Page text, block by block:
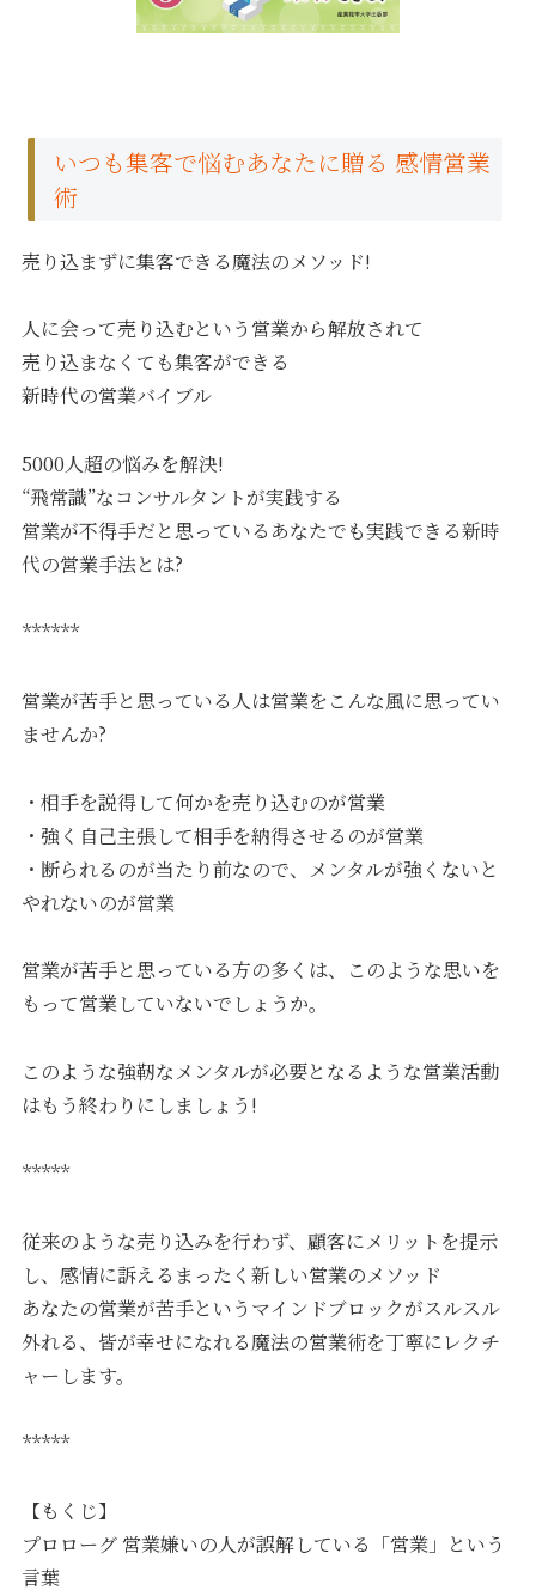
いつも集客で悩むあなたに贈る 感情営業
術
売り込まずに集客できる魔法のメソッド!
人に会って売り込むという営業から解放されて
売り込まなくても集客ができる
新時代の営業バイブル
5000人超の悩みを解決!
“飛常識”なコンサルタントが実践する
営業が不得手だと思っているあなたでも実践できる新時
代の営業手法とは?
******
営業が苦手と思っている人は営業をこんな風に思ってい
ませんか?
・相手を説得して何かを売り込むのが営業
・強く自己主張して相手を納得させるのが営業
・断られるのが当たり前なので、メンタルが強くないと
やれないのが営業
営業が苦手と思っている方の多くは、このような思いを
もって営業していないでしょうか。
このような強靭なメンタルが必要となるような営業活動
はもう終わりにしましょう!
*****
従来のような売り込みを行わず、顧客にメリットを提示
し、感情に訴えるまったく新しい営業のメソッド
あなたの営業が苦手というマインドブロックがスルスル
外れる、皆が幸せになれる魔法の営業術を丁寧にレクチ
ャーします。
*****
【もくじ】
プロローグ 営業嫌いの人が誤解している「営業」という
言葉